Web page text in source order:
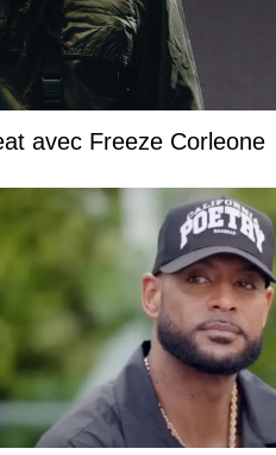
avec Freeze Corleone